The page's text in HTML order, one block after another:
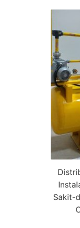
Sakit-